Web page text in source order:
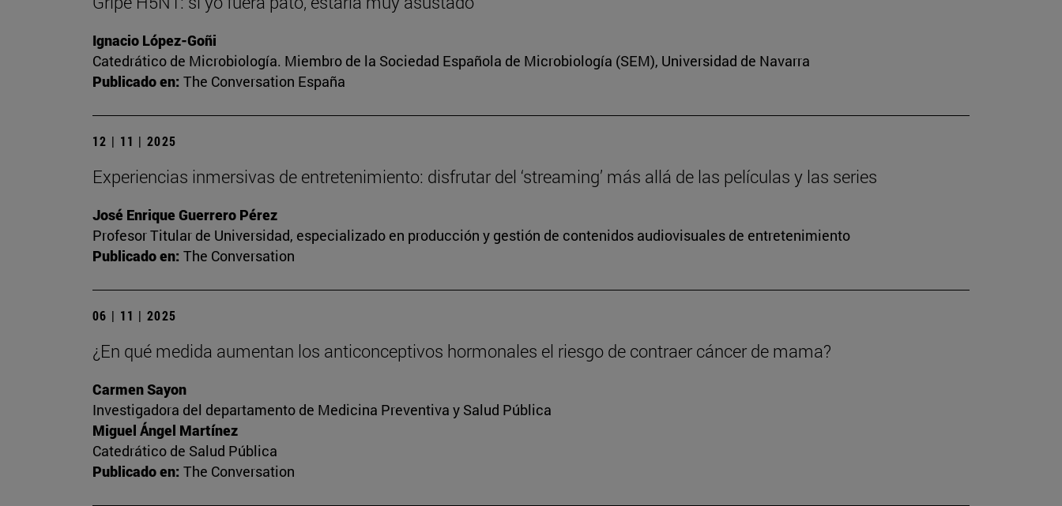
Ignacio López-Goñi
Catedrático de Microbiología. Miembro de la Sociedad Española de Microbiología (SEM), Universidad de Navarra
Publicado en: The Conversation España
12 | 11 | 2025
Experiencias inmersivas de entretenimiento: disfrutar del ‘streaming’ más allá de las películas y las series
José Enrique Guerrero Pérez
Profesor Titular de Universidad, especializado en producción y gestión de contenidos audiovisuales de entretenimiento
Publicado en: The Conversation
06 | 11 | 2025
¿En qué medida aumentan los anticonceptivos hormonales el riesgo de contraer cáncer de mama?
Carmen Sayon
Investigadora del departamento de Medicina Preventiva y Salud Pública
Miguel Ángel Martínez
Catedrático de Salud Pública
Publicado en: The Conversation